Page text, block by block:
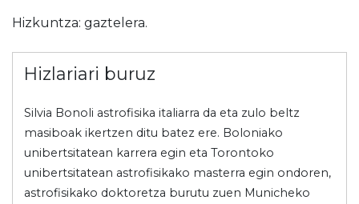
Hizkuntza: gaztelera.
Hizlariari buruz
Silvia Bonoli astrofisika italiarra da eta zulo beltz
masiboak ikertzen ditu batez ere. Boloniako
unibertsitatean karrera egin eta Torontoko
unibertsitatean astrofisikako masterra egin ondoren,
astrofisikako doktoretza burutu zuen Municheko